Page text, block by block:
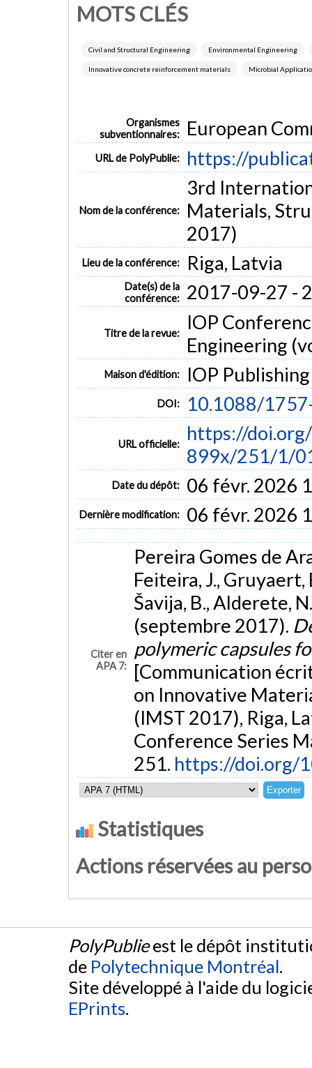
MOTS CLÉS
Civil and Structural Engineering Environmental Engineering
Innovative concrete reinforcement materials Microbial
Organismes
subventionnaires:
European
URL de PolyPublie: https://
Nom de la conférence:
3rd
Materials,
2017)
Lieu de la conférence: Riga, Latvia
Date(s) de la
conférence:
2017-09-27 -
Titre de la revue:
IOP
Engineering
Maison d'édition: IOP Publishing
DOI: 10.1088/
URL officielle:
https://
899x/251/1/
Date du dépôt: 06 févr. 2026
Dernière modification: 06 févr. 2026
Citer en
APA 7:
Pereira Gomes de
Feiteira, J., Gruyaert,
Šavija, B., Alderete,
(septembre 2017).
polymeric capsules
[Communication
on Innovative
(IMST 2017), Riga,
Conference Series
251. https://doi.org/
Statistiques
Actions réservées au
PolyPublieest le dépôt
de Polytechnique Montréal.
Site développé à l'aide du
EPrints.